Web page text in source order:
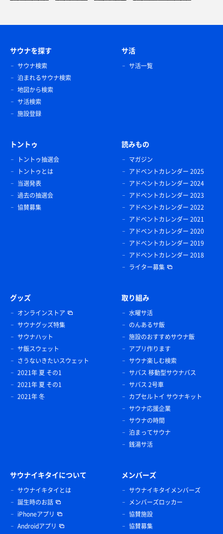
サウナを探す
サウナ検索
泊まれるサウナ検索
地図から検索
サ活検索
施設登録
サ活
サ活一覧
トントゥ
トントゥ抽選会
トントゥとは
当選発表
過去の抽選会
協賛募集
読みもの
マガジン
アドベントカレンダー 2025
アドベントカレンダー 2024
アドベントカレンダー 2023
アドベントカレンダー 2022
アドベントカレンダー 2021
アドベントカレンダー 2020
アドベントカレンダー 2019
アドベントカレンダー 2018
ライター募集
グッズ
オンラインストア
サウナグッズ特集
サウナハット
サ飯スウェット
さうないきたいスウェット
2021年 夏 その1
2021年 夏 その1
2021年 冬
取り組み
水曜サ活
のんあるサ飯
施設のおすすめサウナ飯
アプリ作ります
サウナ楽しむ検索
サバス 移動型サウナバス
サバス 2号車
カプセルトイ サウナキット
サウナ応援企業
サウナの時間
泊まってサウナ
銭湯サ活
サウナイキタイについて
サウナイキタイとは
誕生時のお話
iPhoneアプリ
Androidアプリ
メンバーズ
サウナイキタイメンバーズ
メンバーズロッカー
協賛施設
協賛募集